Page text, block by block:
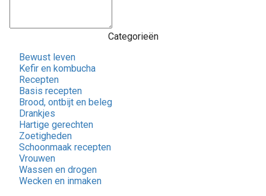
Categorieën
Bewust leven
Kefir en kombucha
Recepten
Basis recepten
Brood, ontbijt en beleg
Drankjes
Hartige gerechten
Zoetigheden
Schoonmaak recepten
Vrouwen
Wassen en drogen
Wecken en inmaken